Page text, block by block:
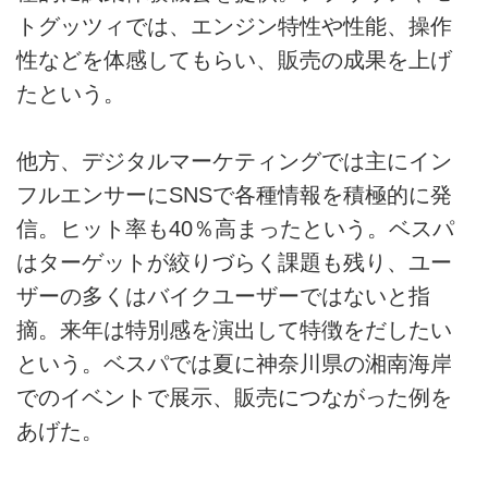
トグッツィでは、エンジン特性や性能、操作
性などを体感してもらい、販売の成果を上げ
たという。
他方、デジタルマーケティングでは主にイン
フルエンサーにSNSで各種情報を積極的に発
信。ヒット率も40％高まったという。ベスパ
はターゲットが絞りづらく課題も残り、ユー
ザーの多くはバイクユーザーではないと指
摘。来年は特別感を演出して特徴をだしたい
という。ベスパでは夏に神奈川県の湘南海岸
でのイベントで展示、販売につながった例を
あげた。